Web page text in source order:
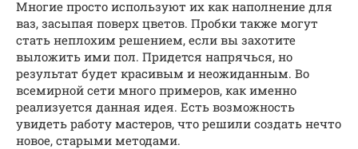
Многие просто используют их как наполнение для
ваз, засыпая поверх цветов. Пробки также могут
стать неплохим решением, если вы захотите
выложить ими пол. Придется напрячься, но
результат будет красивым и неожиданным. Во
всемирной сети много примеров, как именно
реализуется данная идея. Есть возможность
увидеть работу мастеров, что решили создать нечто
новое, старыми методами.